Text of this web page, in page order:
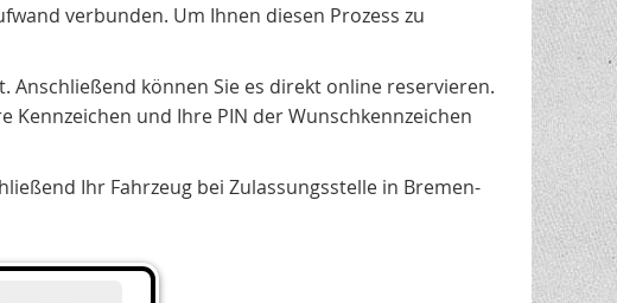
verbunden. Um Ihnen diesen Prozess zu
Anschließend können Sie es direkt online reservieren.
Kennzeichen und Ihre PIN der Wunschkennzeichen
Ihr Fahrzeug bei Zulassungsstelle in Bremen-